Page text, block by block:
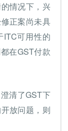
情况下，兴
正案尚未具
ITC可用性的
在GST付款
清了GST下
放问题，则